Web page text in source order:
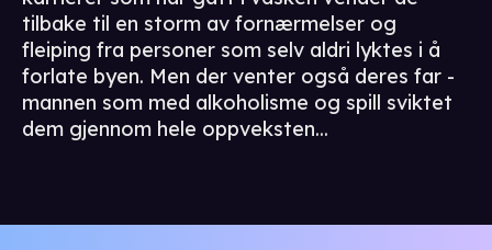
tilbake til en storm av fornærmelser og
fleiping fra personer som selv aldri lyktes i å
forlate byen. Men der venter også deres far -
mannen som med alkoholisme og spill sviktet
dem gjennom hele oppveksten...